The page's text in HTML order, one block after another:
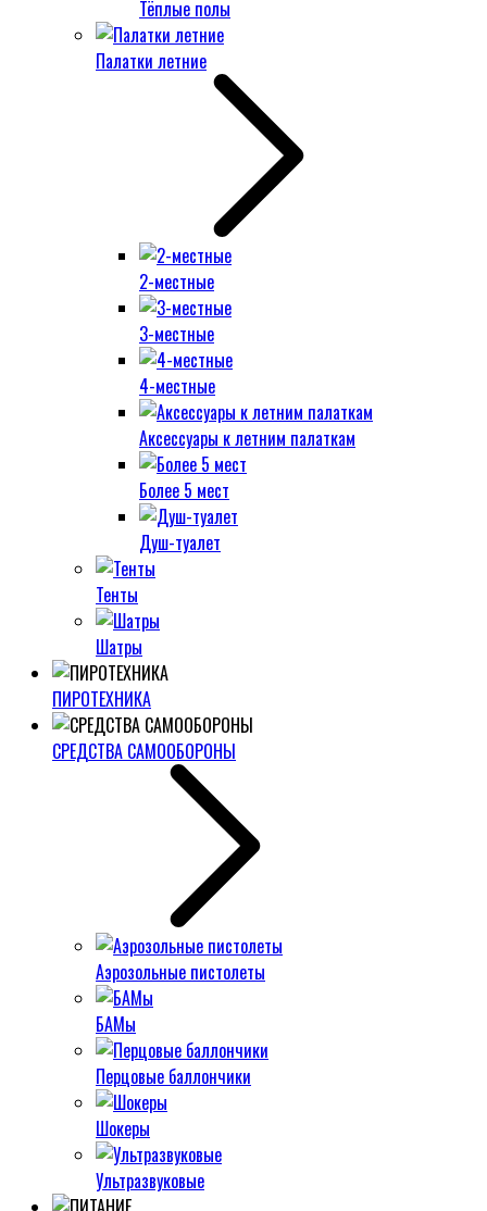
Тёплые полы
Палатки летние
2-местные
3-местные
4-местные
Аксессуары к летним палаткам
Более 5 мест
Душ-туалет
Тенты
Шатры
ПИРОТЕХНИКА
СРЕДСТВА САМООБОРОНЫ
Аэрозольные пистолеты
БАМы
Перцовые баллончики
Шокеры
Ультразвуковые